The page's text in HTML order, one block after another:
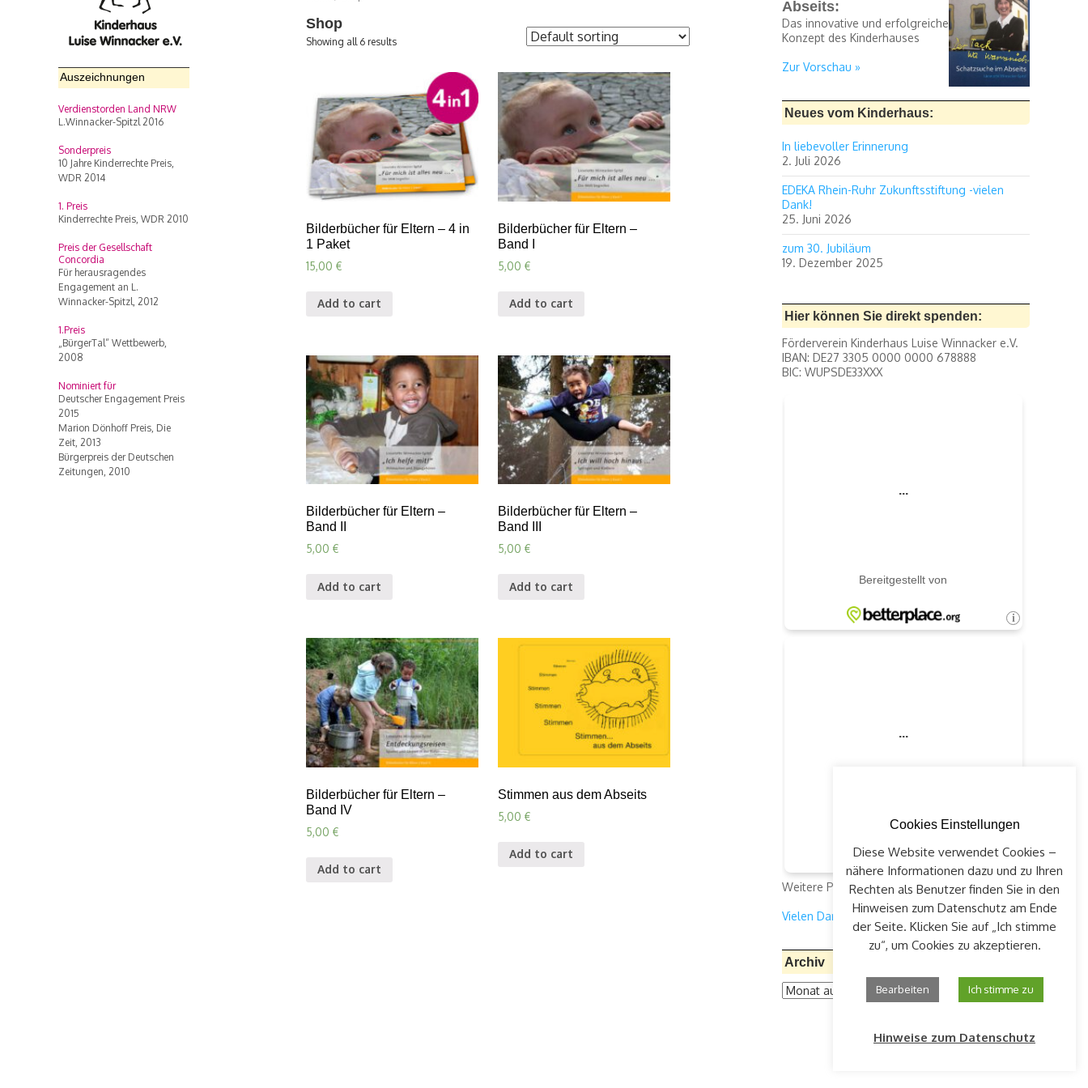
Shop
Showing all 6 results
Bilderbücher für Eltern – 4 in
1 Paket
15,00 €
Add to cart
Bilderbücher für Eltern –
Band I
5,00 €
Add to cart
Bilderbücher für Eltern –
Band II
5,00 €
Add to cart
Bilderbücher für Eltern –
Band III
5,00 €
Add to cart
Bilderbücher für Eltern –
Band IV
5,00 €
Add to cart
Stimmen aus dem Abseits
5,00 €
Add to cart
Abseits:
Das innovative und erfolgreiche
Konzept des Kinderhauses
Zur Vorschau »
Neues vom Kinderhaus:
In liebevoller Erinnerung
2. Juli 2026
EDEKA Rhein-Ruhr Zukunftsstiftung -vielen
Dank!
25. Juni 2026
zum 30. Jubiläum
19. Dezember 2025
Hier können Sie direkt spenden:
Förderverein Kinderhaus Luise Winnacker e.V.
IBAN: DE27 3305 0000 0000 678888
BIC: WUPSDE33XXX
Weitere Projekte:klick auf "Spenden"
Vielen Dank für Ihre Unterstützung!
Archiv
Archiv
Auszeichnungen
Verdienstorden Land NRW
L.Winnacker-Spitzl 2016
Sonderpreis
10 Jahre Kinderrechte Preis,
WDR 2014
1. Preis
Kinderrechte Preis, WDR 2010
Preis der Gesellschaft
Concordia
Für herausragendes
Engagement an L.
Winnacker-Spitzl, 2012
1.Preis
„BürgerTal“ Wettbewerb,
2008
Nominiert für
Deutscher Engagement Preis
2015
Marion Dönhoff Preis, Die
Zeit, 2013
Bürgerpreis der Deutschen
Zeitungen, 2010
Cookies Einstellungen
Diese Website verwendet Cookies –
nähere Informationen dazu und zu Ihren
Rechten als Benutzer finden Sie in den
Hinweisen zum Datenschutz am Ende
der Seite. Klicken Sie auf „Ich stimme
zu“, um Cookies zu akzeptieren.
Bearbeiten Ich stimme zu
Hinweise zum Datenschutz